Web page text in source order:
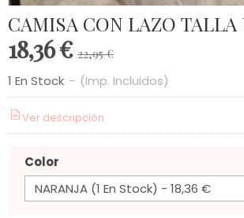
CAMISA CON LAZO TALLA
18,36 € 22,95 €
1 En Stock - (Imp. Incluidos)
Ver descripción
Color